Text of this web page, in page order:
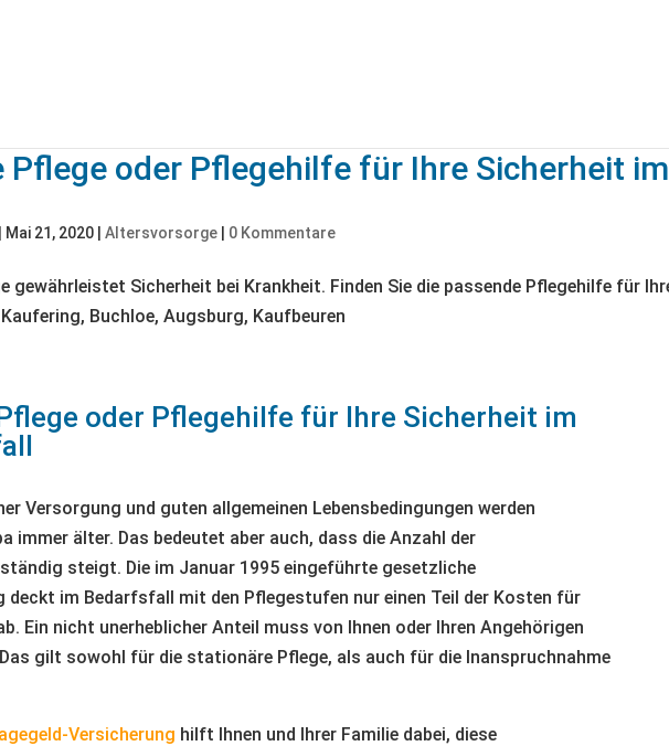
Pflege oder Pflegehilfe für Ihre Sicherheit
Mai 21, 2020 |Altersvorsorge 0 Kommentare
oder Pflegehilfe für Ihre Sicherheit im
Versorgung und guten allgemeinen Lebensbedingungen werden
immer älter. Das bedeutet aber auch, dass die Anzahl der
steigt. Die im Januar 1995 eingeführte gesetzliche
deckt im Bedarfsfall mit den Pflegestufen nur einen Teil der Kosten für
Ein nicht unerheblicher Anteil muss von Ihnen oder Ihren Angehörigen
gilt sowohl für die stationäre Pflege, als auch für die Inanspruchnahme
Versicherung hilft Ihnen und Ihrer Familie dabei, diese